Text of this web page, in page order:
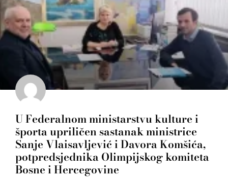
U Federalnom ministarstvu kulture i
športa upriličen sastanak ministrice
Sanje Vlaisavljević i Davora Komšića,
potpredsjednika Olimpijskog komiteta
Bosne i Hercegovine